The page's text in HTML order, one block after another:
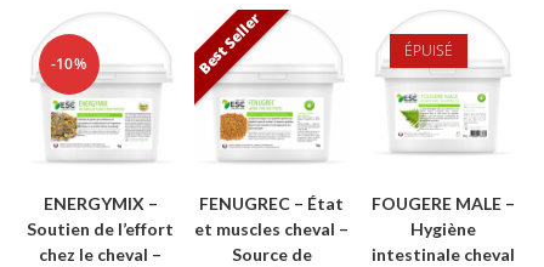
-10%
ENERGYMIX –
Soutien de l’effort
chez le cheval –
Best Seller
FENUGREC – État
et muscles cheval –
Source de
ÉPUISÉ
FOUGERE MALE –
Hygiène
intestinale cheval